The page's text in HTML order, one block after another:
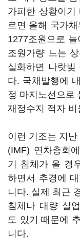
가피한 상황이
르면 올해 국가
1277조원으로
조원가량 느는
실화하면 나랏빚
다. 국채발행에
정 마지노선으로
재정수지 적자
이런 기조는 지
(IMF) 연차총회
기 침체가 올 경
하면서 추경에
니다. 실제 최근
침체나 대량 실
도 있기 때문에
니다.